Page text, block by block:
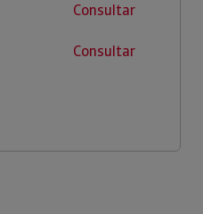
Consultar
Consultar